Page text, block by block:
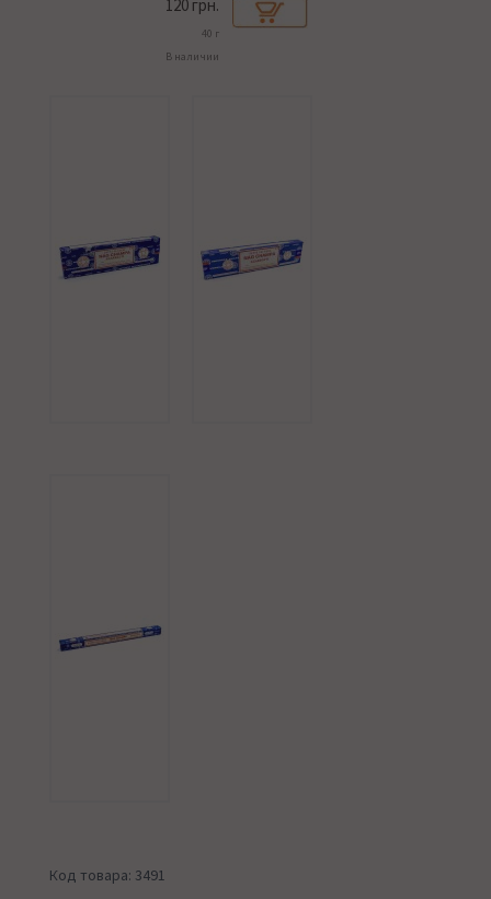
120 грн.
40 г
В наличии
Код товара: 3491